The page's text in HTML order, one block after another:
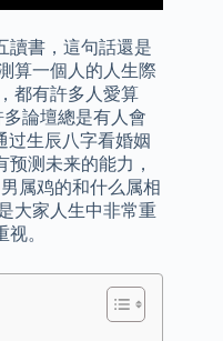
讀書，這句話還是
算一個人的人生際
都有許多人愛算
論壇總是有人會
过生辰八字看婚姻
测未来的能力，
属鸡的和什么属相
大家人生中非常重
。